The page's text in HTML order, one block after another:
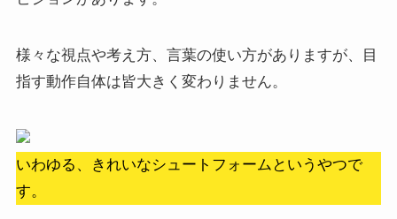
様々な視点や考え方、言葉の使い方がありますが、目
指す動作自体は皆大きく変わりません。
いわゆる、きれいなシュートフォームというやつで
す。